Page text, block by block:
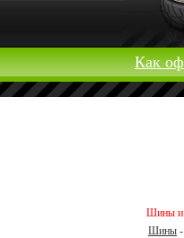
Как
Шины и
Шины -